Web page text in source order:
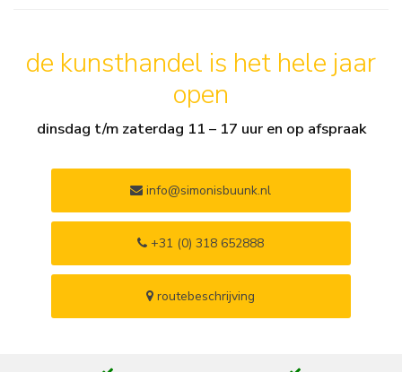
de kunsthandel is het hele jaar
open
dinsdag t/m zaterdag 11 – 17 uur en op afspraak
info@simonisbuunk.nl
+31 (0) 318 652888
routebeschrijving